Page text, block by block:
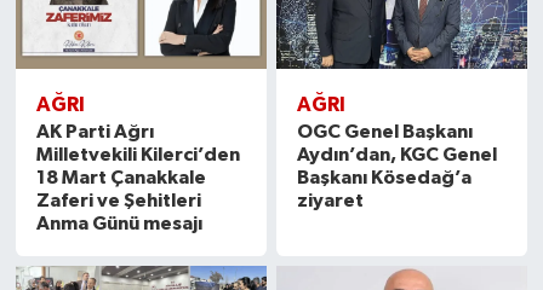
AĞRI
AK Parti Ağrı
Milletvekili Kilerci’den
18 Mart Çanakkale
Zaferi ve Şehitleri
Anma Günü mesajı
AĞRI
OGC Genel Başkanı
Aydın’dan, KGC Genel
Başkanı Kösedağ’a
ziyaret